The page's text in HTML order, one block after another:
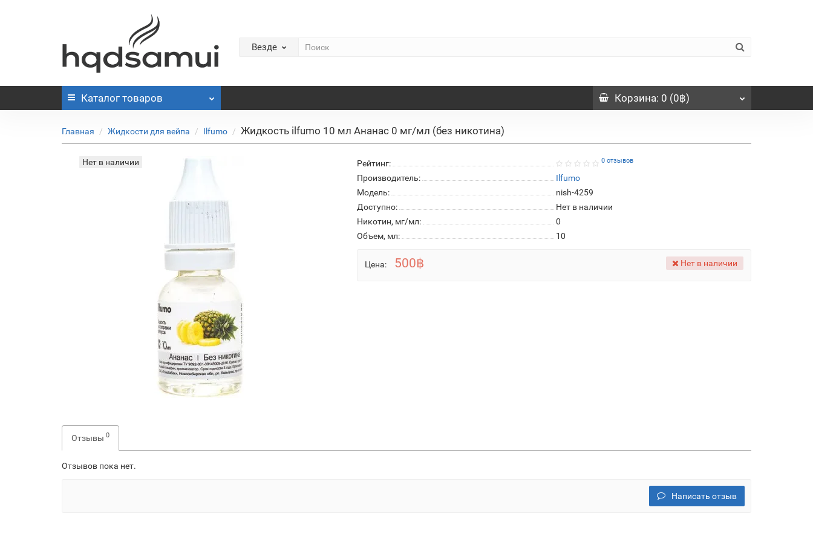
Везде
Каталог товаров Корзина: 0 (0฿)
Главная Жидкости для вейпа Ilfumo Жидкость ilfumo 10 мл Ананас 0 мг/мл (без никотина)
Нет в наличии Рейтинг: 0 отзывов
Производитель:
Ilfumo
Модель:
nish-4259
Доступно:
Нет в наличии
Никотин, мг/мл:
0
Объем, мл:
10
Цена: 500฿ Нет в наличии
Отзывы 0
Отзывов пока нет.
Написать отзыв